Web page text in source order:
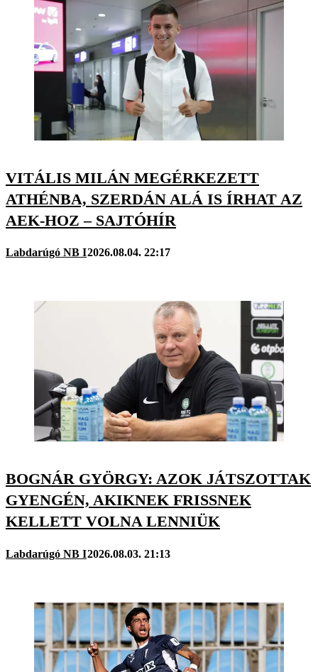
VITÁLIS MILÁN MEGÉRKEZETT
ATHÉNBA, SZERDÁN ALÁ IS ÍRHAT AZ
AEK-HOZ – SAJTÓHÍR
Labdarúgó NB I2026.08.04. 22:17
BOGNÁR GYÖRGY: AZOK JÁTSZOTTAK
GYENGÉN, AKIKNEK FRISSNEK
KELLETT VOLNA LENNIÜK
Labdarúgó NB I2026.08.03. 21:13